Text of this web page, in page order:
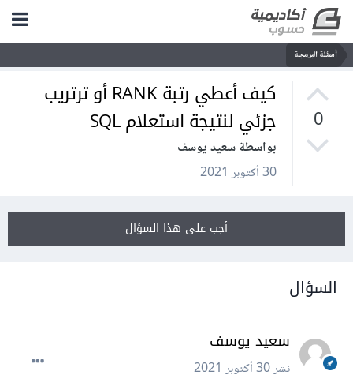
أسئلة البرمجة
0
كيف أعطي رتبة RANK أو ترتريب
جزئي لنتيجة استعلام SQL
بواسطة سعيد يوسف
30 أكتوبر 2021
أجب على هذا السؤال
السؤال
سعيد يوسف
نشر30 أكتوبر 2021